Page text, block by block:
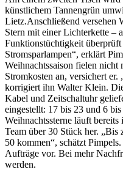
künstlichem Tannengrün
Lietz.Anschließend versehen
Stern mit einer Lichterkette –
Funktionstüchtigkeit
Stromsparlampen“, erklärt
Weihnachtssaison fielen
Stromkosten an, versichert
korrigiert ihn Walter Klein.
Kabel und Zeitschaltuhr
eingestellt: 17 bis 23 und 6
Weihnachtssterne läuft
Team über 30 Stück her.
50 kommen“, schätzt
Aufträge vor. Bei mehr
werden.